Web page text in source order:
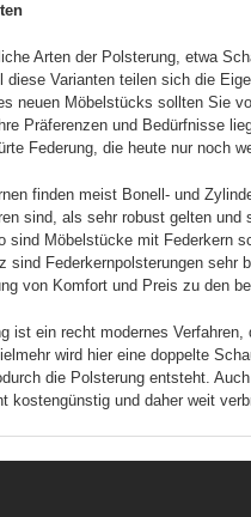
Arten der Polsterung, etwa
diese Varianten teilen sich die
neuen Möbelstücks sollten Sie
Präferenzen und Bedürfnisse
Federung, die heute nur noch
finden meist Bonell- und
sind, als sehr robust gelten und
sind Möbelstücke mit Federkern
sind Federkernpolsterungen sehr
von Komfort und Preis zu den
ist ein recht modernes
wird hier eine doppelte
die Polsterung entsteht.
kostengünstig und daher weit